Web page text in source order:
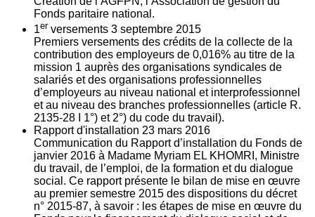
Fonds paritaire national.
1er versements 3 septembre 2015
Premiers versements des crédits de la collecte de la
contribution des employeurs de 0,016% au titre de la
mission 1 auprès des organisations syndicales de
salariés et des organisations professionnelles
d’employeurs au niveau national et interprofessionnel
et au niveau des branches professionnelles (article R.
2135‐28 I 1°) et 2°) du code du travail).
Rapport d'installation 23 mars 2016
Communication du Rapport d’installation du Fonds de
janvier 2016 à Madame Myriam EL KHOMRI, Ministre
du travail, de l’emploi, de la formation et du dialogue
social. Ce rapport présente le bilan de mise en œuvre
au premier semestre 2015 des dispositions du décret
n° 2015-87, à savoir : les étapes de mise en œuvre du